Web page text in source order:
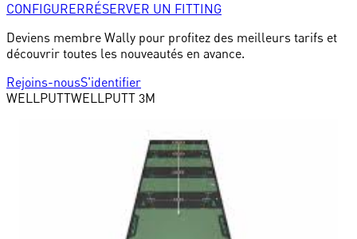
CONFIGURERRÉSERVER UN FITTING
Deviens membre Wally pour profitez des meilleurs tarifs et
découvrir toutes les nouveautés en avance.
Rejoins-nousS'identifier
WELLPUTTWELLPUTT 3M